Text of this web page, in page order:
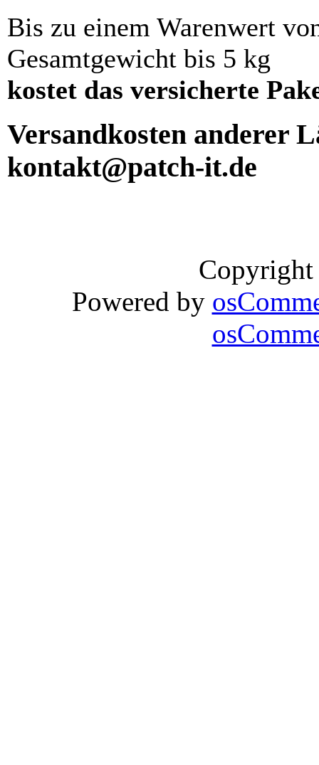
Bis zu einem Warenwert
Gesamtgewicht bis 5 kg
kostet das versicherte
Versandkosten anderer
kontakt@patch-it.de
Powered by